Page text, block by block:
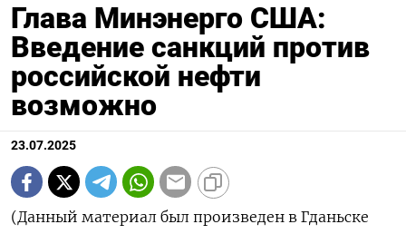
Глава Минэнерго США:
Введение санкций против
российской нефти
возможно
23.07.2025
(Данный материал был произведен в Гданьске